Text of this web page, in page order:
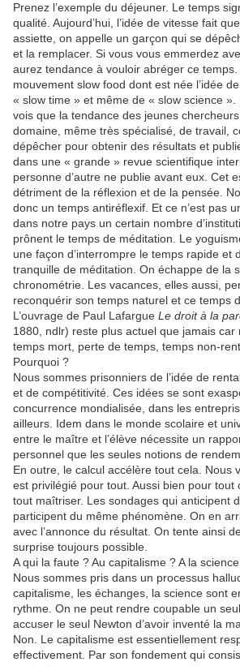
Prenez l’exemple du déjeuner. Le temps
qualité. Aujourd’hui, l’idée de vitesse fait
assiette, on appelle un garçon qui se
et la remplacer. Si vous vous emmerdez
aurez tendance à vouloir abréger ce temps.
mouvement slow food dont est née l’idée
« slow time » et même de « slow science
vois que la tendance des jeunes
domaine, même très spécialisé, de travail,
dépêcher pour obtenir des résultats et
dans une « grande » revue scientifique
personne d’autre ne publie avant eux. Cet
détriment de la réflexion et de la pensée.
donc un temps antiréflexif. Et ce n’est pas
dans notre pays un certain nombre
prônent le temps de méditation. Le
une façon d’interrompre le temps rapide et
tranquille de méditation. On échappe de la
chronométrie. Les vacances, elles aussi,
reconquérir son temps naturel et ce temps
L’ouvrage de Paul Lafargue Le droit à la
1880, ndlr) reste plus actuel que jamais car
temps mort, perte de temps, temps non-
Pourquoi ?
Nous sommes prisonniers de l’idée de
et de compétitivité. Ces idées se sont
concurrence mondialisée, dans les
ailleurs. Idem dans le monde scolaire et
entre le maître et l’élève nécessite un
personnel que les seules notions de
En outre, le calcul accélère tout cela. Nous
est privilégié pour tout. Aussi bien pour tout
tout maîtriser. Les sondages qui anticipent
participent du même phénomène. On en
avec l’annonce du résultat. On tente ainsi
surprise toujours possible.
A qui la faute ? Au capitalisme ? A la
Nous sommes pris dans un processus
capitalisme, les échanges, la science sont
rythme. On ne peut rendre coupable un
accuser le seul Newton d’avoir inventé la
Non. Le capitalisme est essentiellement
effectivement. Par son fondement qui